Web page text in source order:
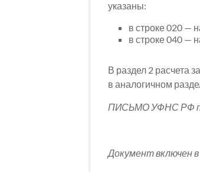
указаны:
в строке 020 —
в строке 040 —
В раздел 2 расчета
в аналогичном
ПИСЬМО УФНС РФ по
Документ включен